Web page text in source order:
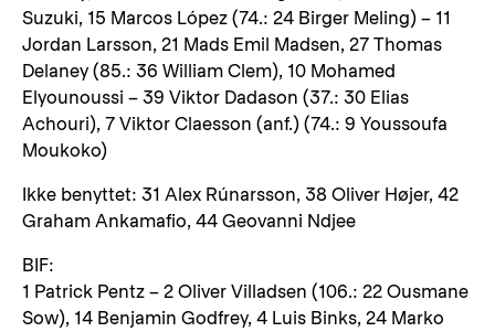
Suzuki, 15 Marcos López (74.: 24 Birger Meling) – 11
Jordan Larsson, 21 Mads Emil Madsen, 27 Thomas
Delaney (85.: 36 William Clem), 10 Mohamed
Elyounoussi – 39 Viktor Dadason (37.: 30 Elias
Achouri), 7 Viktor Claesson (anf.) (74.: 9 Youssoufa
Moukoko)
Ikke benyttet: 31 Alex Rúnarsson, 38 Oliver Højer, 42
Graham Ankamafio, 44 Geovanni Ndjee
BIF:
1 Patrick Pentz – 2 Oliver Villadsen (106.: 22 Ousmane
Sow), 14 Benjamin Godfrey, 4 Luis Binks, 24 Marko